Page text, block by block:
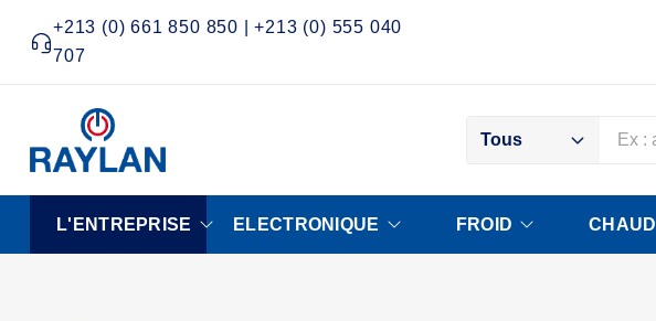
+213 (0) 661 850 850 | +213 (0) 555 040
707
Tous
L'ENTREPRISE ELECTRONIQUE FROID CHAUD